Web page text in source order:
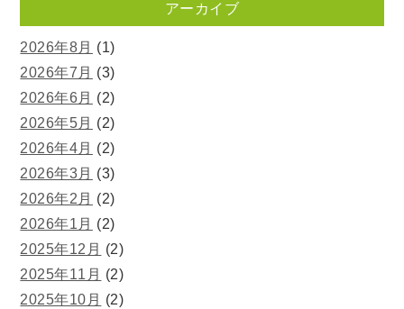
アーカイブ
2026年8月 (1)
2026年7月 (3)
2026年6月 (2)
2026年5月 (2)
2026年4月 (2)
2026年3月 (3)
2026年2月 (2)
2026年1月 (2)
2025年12月 (2)
2025年11月 (2)
2025年10月 (2)